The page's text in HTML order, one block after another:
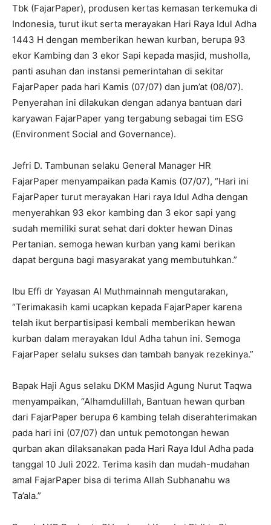
Tbk (FajarPaper), produsen kertas kemasan terkemuka di
Indonesia, turut ikut serta merayakan Hari Raya Idul Adha
1443 H dengan memberikan hewan kurban, berupa 93
ekor Kambing dan 3 ekor Sapi kepada masjid, musholla,
panti asuhan dan instansi pemerintahan di sekitar
FajarPaper pada hari Kamis (07/07) dan jum’at (08/07).
Penyerahan ini dilakukan dengan adanya bantuan dari
karyawan FajarPaper yang tergabung sebagai tim ESG
(Environment Social and Governance).
Jefri D. Tambunan selaku General Manager HR
FajarPaper menyampaikan pada Kamis (07/07), “Hari ini
FajarPaper turut merayakan Hari raya Idul Adha dengan
menyerahkan 93 ekor kambing dan 3 ekor sapi yang
sudah memiliki surat sehat dari dokter hewan Dinas
Pertanian. semoga hewan kurban yang kami berikan
dapat berguna bagi masyarakat yang membutuhkan.”
Ibu Effi dr Yayasan Al Muthmainnah mengutarakan,
“Terimakasih kami ucapkan kepada FajarPaper karena
telah ikut berpartisipasi kembali memberikan hewan
kurban dalam merayakan Idul Adha tahun ini. Semoga
FajarPaper selalu sukses dan tambah banyak rezekinya.”
Bapak Haji Agus selaku DKM Masjid Agung Nurut Taqwa
menyampaikan, “Alhamdulillah, Bantuan hewan qurban
dari FajarPaper berupa 6 kambing telah diserahterimakan
pada hari ini (07/07) dan untuk pemotongan hewan
qurban akan dilaksanakan pada Hari Raya Idul Adha pada
tanggal 10 Juli 2022. Terima kasih dan mudah-mudahan
amal FajarPaper bisa di terima Allah Subhanahu wa
Ta’ala.”